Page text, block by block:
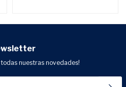
nuestras novedades!